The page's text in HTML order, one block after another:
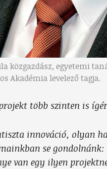
közgazdász, egyetemi
Akadémia levelező tagja.
több szinten is
innováció, olyan
se
van egy ilyen